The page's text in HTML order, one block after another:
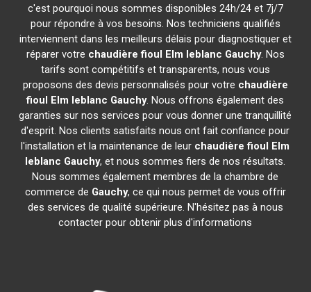
c'est pourquoi nous sommes disponibles 24h/24 et 7j/7
pour répondre à vos besoins. Nos techniciens qualifiés
interviennent dans les meilleurs délais pour diagnostiquer et
réparer votre chaudière fioul Elm leblanc Gauchy. Nos
tarifs sont compétitifs et transparents, nous vous
proposons des devis personnalisés pour votre chaudière
fioul Elm leblanc Gauchy. Nous offrons également des
garanties sur nos services pour vous donner une tranquillité
d'esprit. Nos clients satisfaits nous ont fait confiance pour
l'installation et la maintenance de leur chaudière fioul Elm
leblanc Gauchy, et nous sommes fiers de nos résultats.
Nous sommes également membres de la chambre de
commerce de Gauchy, ce qui nous permet de vous offrir
des services de qualité supérieure. N'hésitez pas à nous
contacter pour obtenir plus d'informations